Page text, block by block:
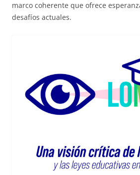
marco coherente que ofrece
desafíos actuales.